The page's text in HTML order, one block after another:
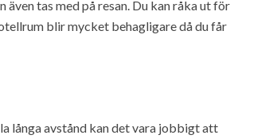
tas med på resan. Du kan råka ut för
blir mycket behagligare då du får
långa avstånd kan det vara jobbigt att